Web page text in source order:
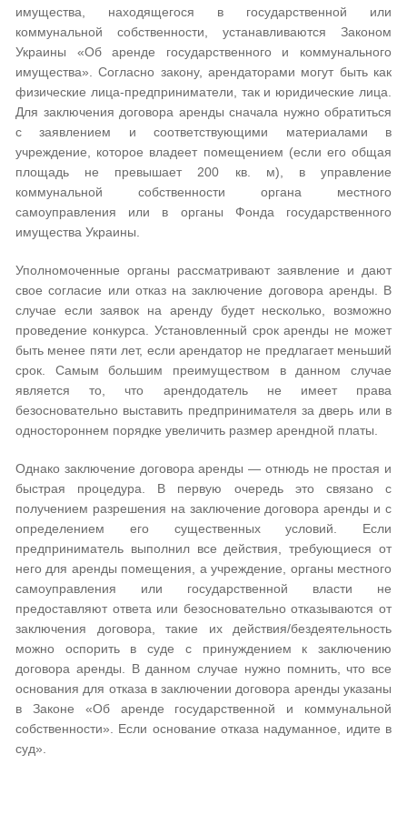
имущества, находящегося в государственной или
коммунальной собственности, устанавливаются Законом
Украины «Об аренде государственного и коммунального
имущества». Согласно закону, арендаторами могут быть как
физические лица-предприниматели, так и юридические лица.
Для заключения договора аренды сначала нужно обратиться
с заявлением и соответствующими материалами в
учреждение, которое владеет помещением (если его общая
площадь не превышает 200 кв. м), в управление
коммунальной собственности органа местного
самоуправления или в органы Фонда государственного
имущества Украины.
Уполномоченные органы рассматривают заявление и дают
свое согласие или отказ на заключение договора аренды. В
случае если заявок на аренду будет несколько, возможно
проведение конкурса. Установленный срок аренды не может
быть менее пяти лет, если арендатор не предлагает меньший
срок. Самым большим преимуществом в данном случае
является то, что арендодатель не имеет права
безосновательно выставить предпринимателя за дверь или в
одностороннем порядке увеличить размер арендной платы.
Однако заключение договора аренды — отнюдь не простая и
быстрая процедура. В первую очередь это связано с
получением разрешения на заключение договора аренды и с
определением его существенных условий. Если
предприниматель выполнил все действия, требующиеся от
него для аренды помещения, а учреждение, органы местного
самоуправления или государственной власти не
предоставляют ответа или безосновательно отказываются от
заключения договора, такие их действия/бездеятельность
можно оспорить в суде с принуждением к заключению
договора аренды. В данном случае нужно помнить, что все
основания для отказа в заключении договора аренды указаны
в Законе «Об аренде государственной и коммунальной
собственности». Если основание отказа надуманное, идите в
суд».